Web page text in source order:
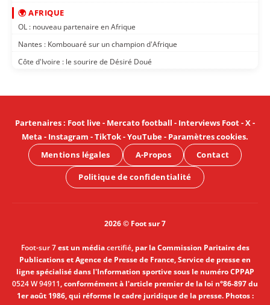
🌍 AFRIQUE
OL : nouveau partenaire en Afrique
Nantes : Kombouaré sur un champion d'Afrique
Côte d'Ivoire : le sourire de Désiré Doué
Partenaires: Foot live- Mercato football - Interviews Foot-X-
Meta - Instagram -TikTok-YouTube- Paramètres cookies.
Mentions légales
A-Propos Contact
Politique de confidentialité
2026 © Foot sur 7
Foot-sur 7est un médiacertifié, par la Commission Paritaire des
Publications et Agence de Presse de France, Service de presse en
ligne spécialisé dans l'Information sportive sous le numéro CPPAP
0524 W 94911, conformément à l'article premier de la loi n°86-897 du
1er août 1986, qui réforme le cadre juridique de la presse. Photos :